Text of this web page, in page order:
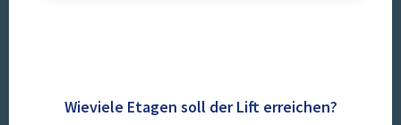
Wieviele Etagen soll der Lift erreichen?